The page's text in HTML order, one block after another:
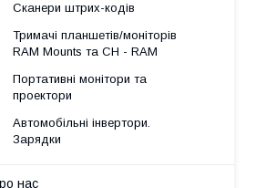
Сканери штрих-кодів
Тримачі планшетів/моніторів
RAM Mounts та CH - RAM
Портативні монітори та
проектори
Автомобільні інвертори.
Зарядки
нас